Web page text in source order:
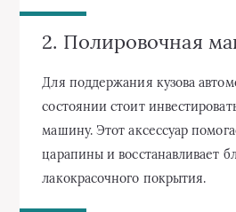
2. Полировочная
Для поддержания кузова
состоянии стоит
машину. Этот аксессуар
царапины и восстанавливает
лакокрасочного покрытия.